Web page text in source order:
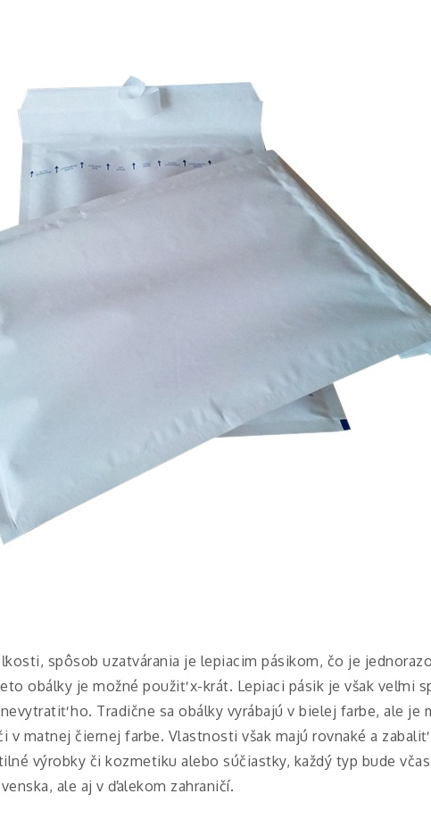
spôsob uzatvárania je lepiacim pásikom, čo je
obálky je možné použiť x-krát. Lepiaci pásik je však veľmi
ho. Tradične sa obálky vyrábajú v bielej farbe, ale je
v matnej čiernej farbe. Vlastnosti však majú rovnaké a
výrobky či kozmetiku alebo súčiastky, každý typ bude
ale aj v ďalekom zahraničí.